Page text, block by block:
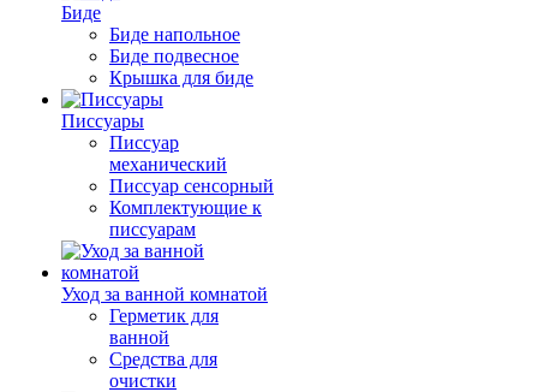
Биде
Биде напольное
Биде подвесное
Крышка для биде
Писсуары
Писсуар
механический
Писсуар сенсорный
Комплектующие к
писсуарам
Уход за ванной комнатой
Герметик для
ванной
Средства для
очистки